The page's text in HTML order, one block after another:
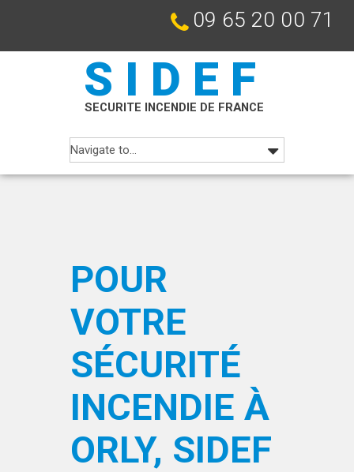
09 65 20 00 71
SIDEF
SECURITE INCENDIE DE FRANCE
POUR
VOTRE
SÉCURITÉ
INCENDIE À
ORLY, SIDEF